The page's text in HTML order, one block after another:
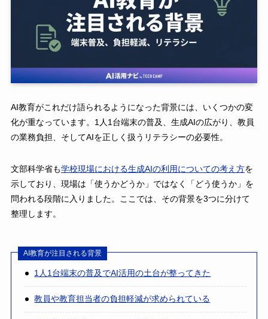
AI教育がこれだけ語られるようになった背景には、いくつかの変
化が重なっています。1人1台端末の普及、生成AIの広がり、教員
の業務負担、そしてAIを正しく扱うリテラシーの必要性。
文部科学省も学校現場における生成AIの利用についての考え方を
示しており、現場は「使うかどうか」ではなく「どう使うか」を
問われる段階に入りました。ここでは、その背景を3つに分けて
整理します。
AI教育が注目される背景
1人1台端末の普及でAI活用の土台が整ってきた
教員や教育担当者の負担軽減が求められている